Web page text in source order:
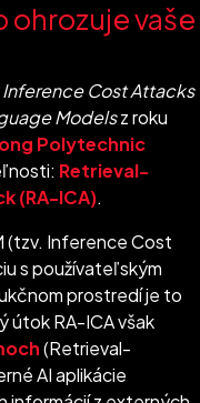
ohrozuje vaše
Inference Cost Attacks
Modelsz roku
Polytechnic
Retrieval-
(RA-ICA).
(tzv. Inference Cost
s používateľským
prostredí je to
útok RA-ICA však
(Retrieval-
AI aplikácie